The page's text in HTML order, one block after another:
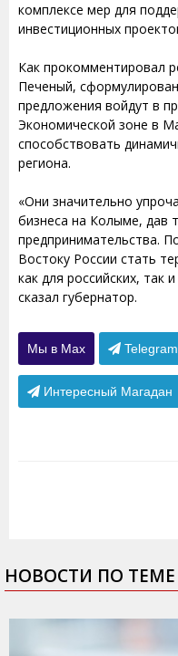
комплексе мер для
инвестиционных
Как прокомментировал
Печеный,
предложения войдут в
Экономической зоне в
способствовать
региона.
«Они значительно
бизнеса на Колыме, дав
предпринимательства.
Востоку России стать
как для российских, так
сказал губернатор.
Мы в Max Telegram
Интересный Магадан
НОВОСТИ ПО ТЕМЕ